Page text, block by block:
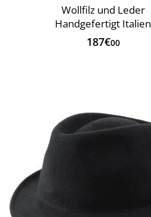
Wollfilz und Leder
Handgefertigt Italien
187€00